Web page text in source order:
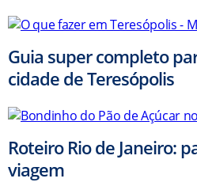
Guia super completo
cidade de Teresópolis
Roteiro Rio de Janeiro:
viagem